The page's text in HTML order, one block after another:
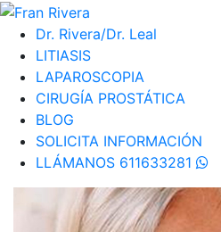
Dr. Rivera/Dr. Leal
LITIASIS
LAPAROSCOPIA
CIRUGÍA PROSTÁTICA
BLOG
SOLICITA INFORMACIÓN
LLÁMANOS 611633281